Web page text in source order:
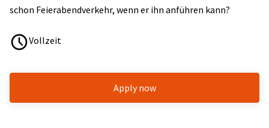
schon Feierabendverkehr, wenn er ihn anführen kann?
Vollzeit
Apply now